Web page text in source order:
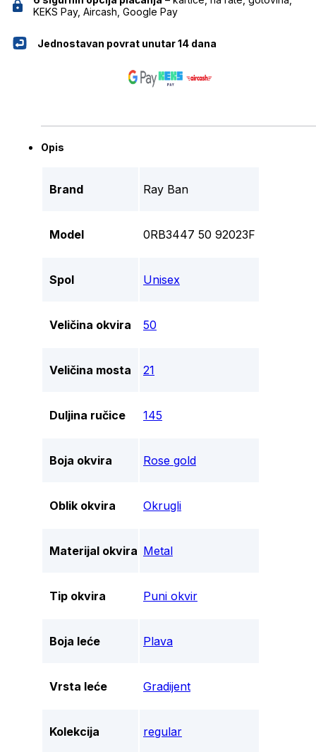
KEKS Pay, Aircash, Google Pay
Jednostavan povrat unutar 14 dana
Opis
Brand Ray Ban
Model 0RB3447 50 92023F
Spol Unisex
Veličina okvira 50
Veličina mosta 21
Duljina ručice 145
Boja okvira Rose gold
Oblik okvira Okrugli
Materijal okvira Metal
Tip okvira Puni okvir
Boja leće Plava
Vrsta leće Gradijent
Kolekcija regular